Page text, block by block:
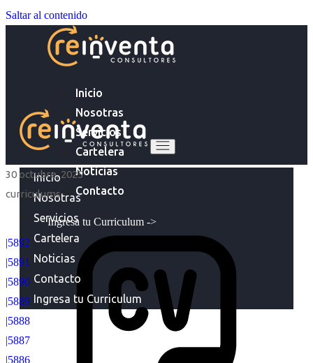
Saltar al contenido
Inicio
Nosotras
Servicios
Cartelera
Noticias
Contacto
Ingresa tu Curriculum ->
Inicio
Nosotras
Servicios
Cartelera
Noticias
Contacto
Ingresa tu Curriculum
30 octubre, 2025
curriculums
|5892
|5891
|5890
|5889
|5888
|5887
|5886